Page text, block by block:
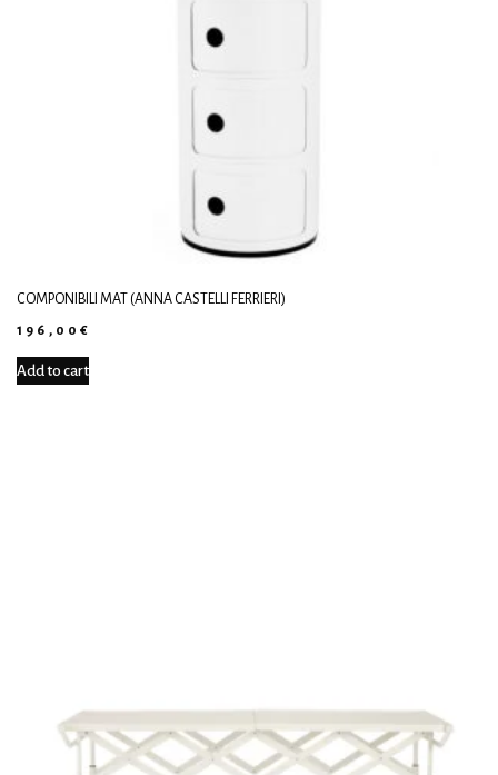
COMPONIBILI MAT (ANNA CASTELLI FERRIERI)
196,00€
Add to cart